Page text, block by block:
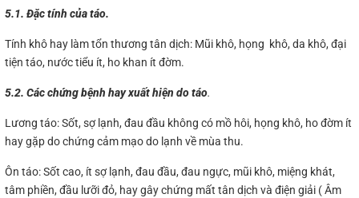
5.1. Đặc tính của táo.
Tính khô hay làm tổn thương tân dịch: Mũi khô, họng khô, da khô, đại
tiện táo, nước tiểu ít, ho khan ít đờm.
5.2. Các chứng bệnh hay xuất hiện do táo.
Lương táo: Sốt, sợ lạnh, đau đầu không có mồ hôi, họng khô, ho đờm ít
hay gặp do chứng cảm mạo do lạnh về mùa thu.
Ôn táo: Sốt cao, ít sợ lạnh, đau đầu, đau ngực, mũi khô, miệng khát,
tâm phiền, đầu lưỡi đỏ, hay gây chứng mất tân dịch và điện giải ( Âm